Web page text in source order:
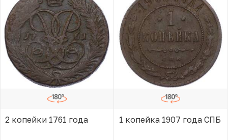
2 копейки 1761 года 1 копейка 1907 года СПБ